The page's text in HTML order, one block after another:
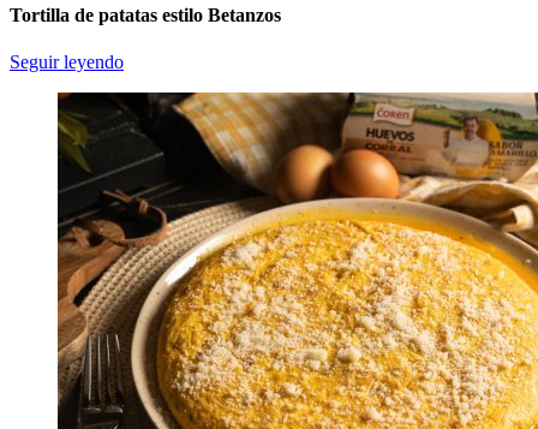
Tortilla de patatas estilo Betanzos
Seguir leyendo